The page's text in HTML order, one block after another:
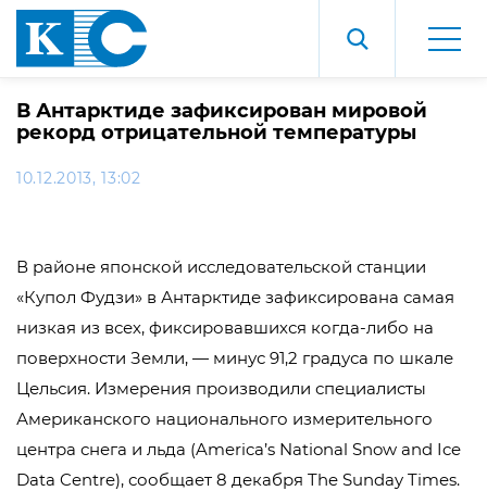
В Антарктиде зафиксирован мировой
рекорд отрицательной температуры
10.12.2013, 13:02
В районе японской исследовательской станции
«Купол Фудзи» в Антарктиде зафиксирована самая
низкая из всех, фиксировавшихся когда-либо на
поверхности Земли, — минус 91,2 градуса по шкале
Цельсия. Измерения производили специалисты
Американского национального измерительного
центра снега и льда (America’s National Snow and Ice
Data Centre), сообщает 8 декабря The Sunday Times.